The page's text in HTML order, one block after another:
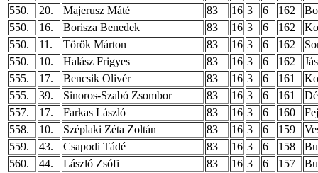
550.
20. Majerusz Máté 83 16 3 6 162
550.
16. Borisza Benedek 83 16 3 6 162
550.
11. Török Márton 83 16 3 6 162
550.
10. Halász Frigyes 83 16 3 6 162
555.
17. Bencsik Olivér 83 16 3 6 161
555.
39. Sinoros-Szabó Zsombor 83 16 3 6 161
557.
17. Farkas László 83 16 3 6 160
558.
10. Széplaki Zéta Zoltán 83 16 3 6 159
559.
43. Csapodi Tádé 83 16 3 6 158
560.
44. László Zsófi 83 16 3 6 157